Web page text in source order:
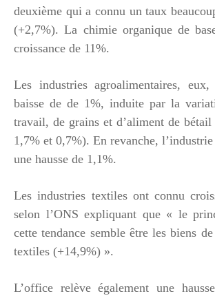
deuxième qui a connu un taux
(+2,7%). La chimie organique de
croissance de 11%.
Les industries agroalimentaires,
baisse de de 1%, induite par la
travail, de grains et d’aliment de bétail
1,7% et 0,7%). En revanche,
une hausse de 1,1%.
Les industries textiles ont connu
selon l’ONS expliquant que « le
cette tendance semble être les biens
textiles (+14,9%) ».
L’office relève également une